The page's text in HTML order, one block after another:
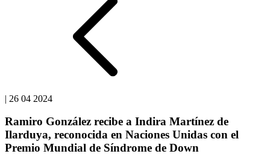
| 26 04 2024
Ramiro González recibe a Indira Martínez de
Ilarduya, reconocida en Naciones Unidas con el
Premio Mundial de Síndrome de Down